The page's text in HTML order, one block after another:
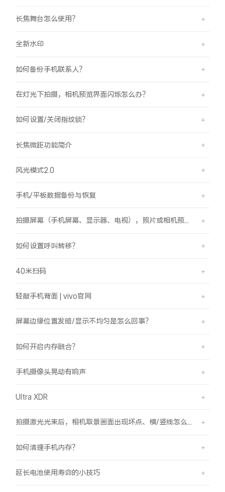
长焦舞台怎么使用？
全新水印
如何备份手机联系人？
在灯光下拍摄，相机预览界面闪烁怎么办？
如何设置/关闭指纹锁？
长焦微距功能简介
风光模式2.0
手机/平板数据备份与恢复
拍摄屏幕（手机屏幕、显示器、电视），照片或相机预览界面有斜纹/条纹是怎么回事？
如何设置呼叫转移？
40米扫码
轻敲手机背面 | vivo官网
屏幕边缘位置发暗/显示不均匀是怎么回事？
如何开启内存融合？
手机摄像头晃动有响声
Ultra XDR
拍摄激光光束后，相机取景画面出现坏点、横/竖线怎么办？
如何清理手机内存？
延长电池使用寿命的小技巧